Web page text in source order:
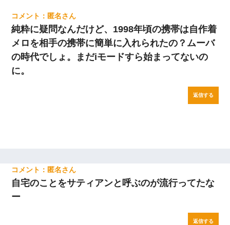
匿名
純粋に疑問なんだけど、1998年頃の携帯は自作着
メロを相手の携帯に簡単に入れられたの？ムーバ
の時代でしょ。まだiモードすら始まってないの
に。
返信する
匿名
自宅のことをサティアンと呼ぶのが流行ってたな
ー
返信する